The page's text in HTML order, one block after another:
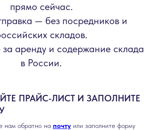
прямо сейчас.
— без посредников и
складов.
за аренду и содержание склада
в России.
ПРАЙС-ЛИСТ И ЗАПОЛНИТЕ
нам обратно на почту или заполните форму